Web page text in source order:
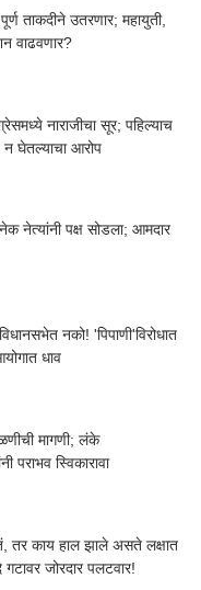
ताकदीने उतरणार; महायुती,
वाढवणार?
नाराजीचा सूर; पहिल्याच
न घेतल्याचा आरोप
नेत्यांनी पक्ष सोडला; आमदार
नको! 'पिपाणी'विरोधात
धाव
मागणी; लंके
पराभव स्विकारावा
तर काय हाल झाले असते लक्षात
जोरदार पलटवार!